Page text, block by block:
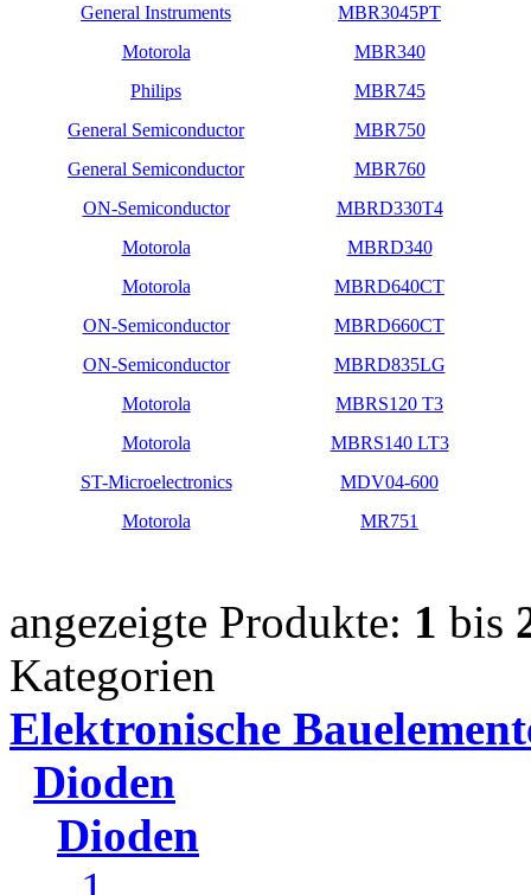
General Instruments
MBR3045PT
Motorola
MBR340
Philips
MBR745
General Semiconductor
MBR750
General Semiconductor
MBR760
ON-Semiconductor
MBRD330T4
Motorola
MBRD340
Motorola
MBRD640CT
ON-Semiconductor
MBRD660CT
ON-Semiconductor
MBRD835LG
Motorola
MBRS120 T3
Motorola
MBRS140 LT3
ST-Microelectronics
MDV04-600
Motorola
MR751
angezeigte Produkte: 1 bis
Kategorien
Elektronische
Dioden
Dioden